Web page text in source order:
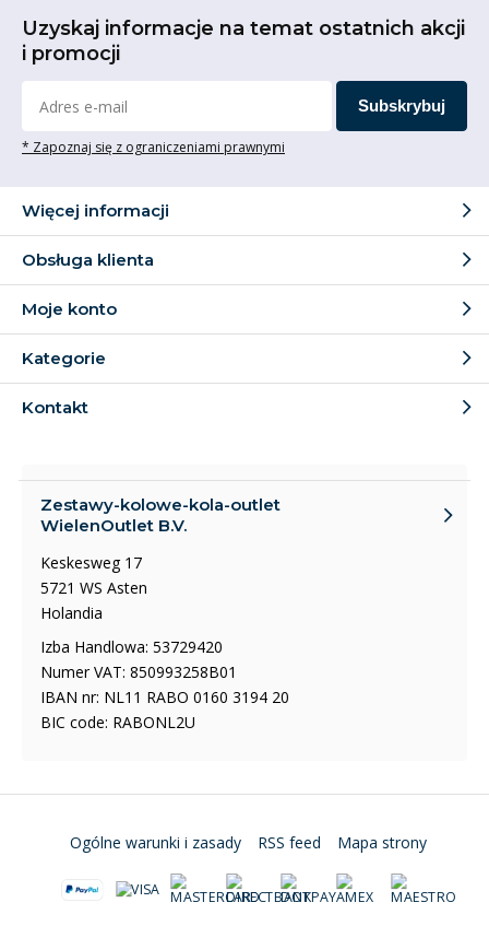
Uzyskaj informacje na temat ostatnich akcji
i promocji
Subskrybuj
* Zapoznaj się z ograniczeniami prawnymi
Więcej informacji
Obsługa klienta
Moje konto
Kategorie
Kontakt
Zestawy-kolowe-kola-outlet
WielenOutlet B.V.
Keskesweg 17
5721 WS Asten
Holandia
Izba Handlowa: 53729420
Numer VAT: 850993258B01
IBAN nr: NL11 RABO 0160 3194 20
BIC code: RABONL2U
Ogólne warunki i zasady RSS feed Mapa strony